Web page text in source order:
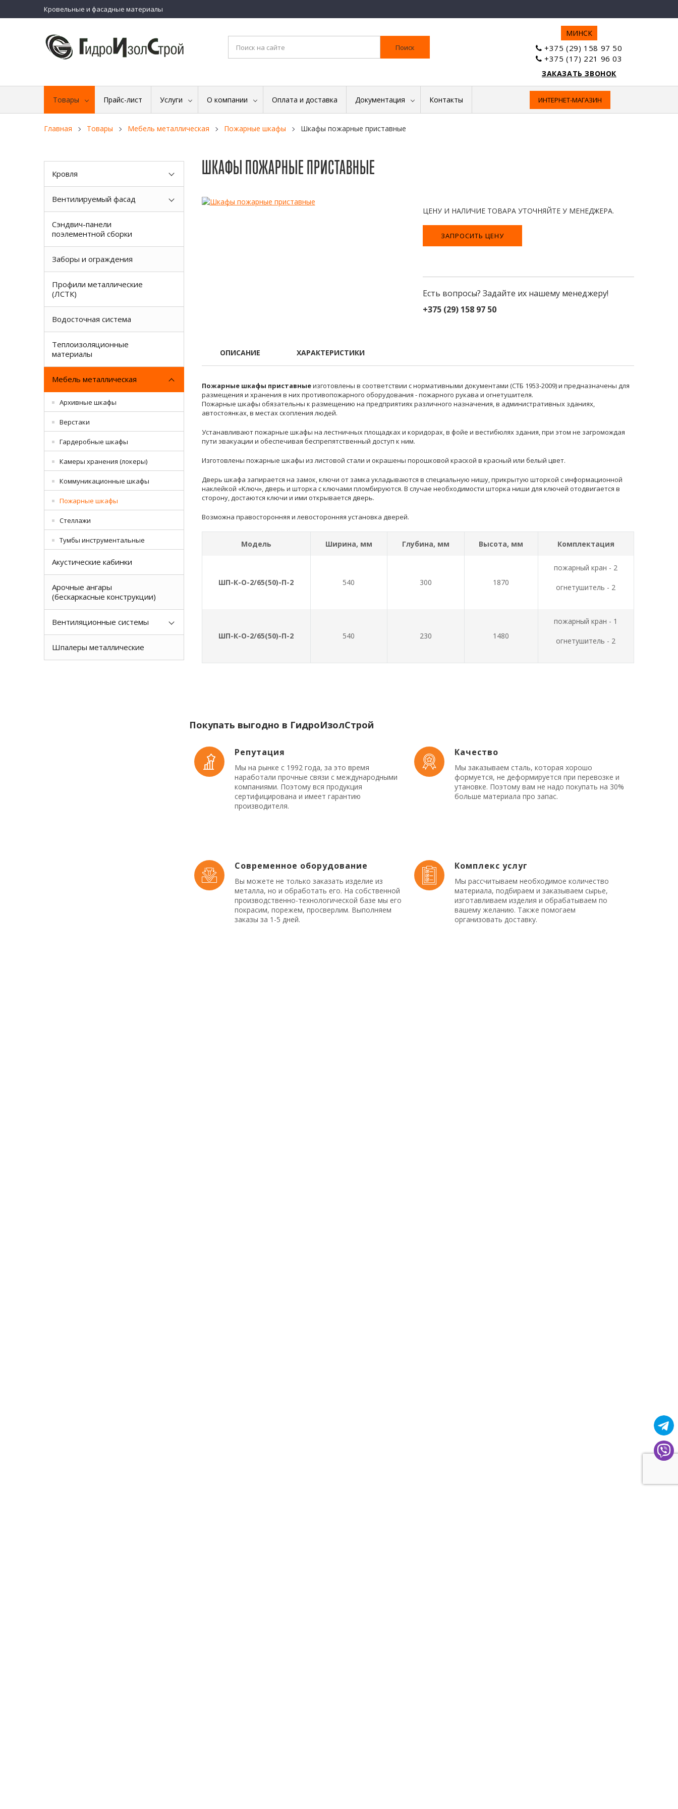
Кровельные и фасадные материалы
МИНСК
+375 (29) 158 97 50
+375 (17) 221 96 03
ЗАКАЗАТЬ ЗВОНОК
Поиск
ИНТЕРНЕТ-МАГАЗИН
Товары Прайс-лист Услуги О компании Оплата и доставка Документация Контакты
Главная Товары Мебель металлическая Пожарные шкафы Шкафы пожарные приставные
ШКАФЫ ПОЖАРНЫЕ ПРИСТАВНЫЕ
ЦЕНУ И НАЛИЧИЕ ТОВАРА УТОЧНЯЙТЕ У МЕНЕДЖЕРА.
ЗАПРОСИТЬ ЦЕНУ
Есть вопросы? Задайте их нашему менеджеру!
+375 (29) 158 97 50
ОПИСАНИЕ ХАРАКТЕРИСТИКИ
Пожарные шкафы приставныеизготовлены в соответствии с нормативными документами (СТБ 1953-2009) и предназначены для
размещения и хранения в них противопожарного оборудования - пожарного рукава и огнетушителя.
Пожарные шкафы обязательны к размещению на предприятиях различного назначения, в административных зданиях,
автостоянках, в местах скопления людей.
Устанавливают пожарные шкафы на лестничных площадках и коридорах, в фойе и вестибюлях здания, при этом не загромождая
пути эвакуации и обеспечивая беспрепятственный доступ к ним.
Изготовлены пожарные шкафы из листовой стали и окрашены порошковой краской в красный или белый цвет.
Дверь шкафа запирается на замок, ключи от замка укладываются в специальную нишу, прикрытую шторкой с информационной
наклейкой «Ключ», дверь и шторка с ключами пломбируются. В случае необходимости шторка ниши для ключей отодвигается в
сторону, достаются ключи и ими открывается дверь.
Возможна правосторонняя и левосторонняя установка дверей.
Модель Ширина, мм Глубина, мм Высота, мм Комплектация
ШП-К-О-2/65(50)-П-2 540 300 1870
пожарный кран - 2
огнетушитель - 2
ШП-К-О-2/65(50)-П-2 540 230 1480
пожарный кран - 1
огнетушитель - 2
Покупать выгодно в ГидроИзолСтрой
Репутация
Мы на рынке с 1992 года, за это время
наработали прочные связи с международными
компаниями. Поэтому вся продукция
сертифицирована и имеет гарантию
производителя.
Качество
Мы заказываем сталь, которая хорошо
формуется, не деформируется при перевозке и
утановке. Поэтому вам не надо покупать на 30%
больше материала про запас.
Современное оборудование
Вы можете не только заказать изделие из
металла, но и обработать его. На собственной
производственно-технологической базе мы его
покрасим, порежем, просверлим. Выполняем
заказы за 1-5 дней.
Комплекс услуг
Мы рассчитываем необходимое количество
материала, подбираем и заказываем сырье,
изготавливаем изделия и обрабатываем по
вашему желанию. Также помогаем
организовать доставку.
Кровля
Вентилируемый фасад
Сэндвич-панели
поэлементной сборки
Заборы и ограждения
Профили металлические
(ЛСТК)
Водосточная система
Теплоизоляционные
материалы
Мебель металлическая
Архивные шкафы
Верстаки
Гардеробные шкафы
Камеры хранения (локеры)
Коммуникационные шкафы
Пожарные шкафы
Стеллажи
Тумбы инструментальные
Акустические кабинки
Арочные ангары
(бескаркасные конструкции)
Вентиляционные системы
Шпалеры металлические